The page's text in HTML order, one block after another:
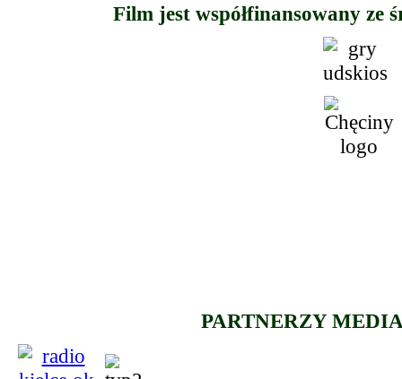
Film jest współfinansowany ze
PARTNERZY